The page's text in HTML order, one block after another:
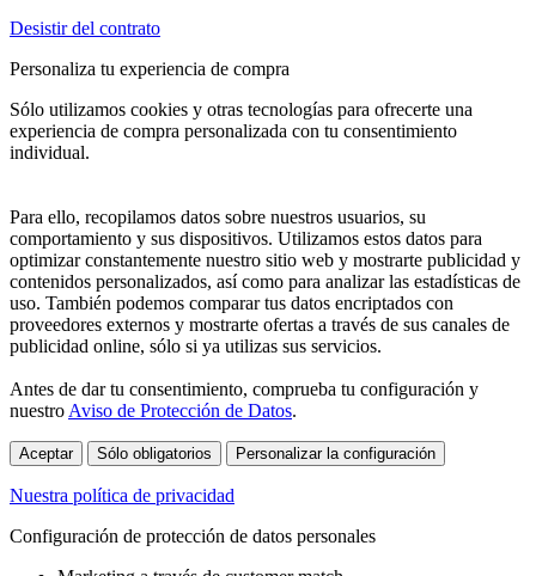
Desistir del contrato
Personaliza tu experiencia de compra
Sólo utilizamos cookies y otras tecnologías para ofrecerte una
experiencia de compra personalizada con tu consentimiento
individual.
Para ello, recopilamos datos sobre nuestros usuarios, su
comportamiento y sus dispositivos. Utilizamos estos datos para
optimizar constantemente nuestro sitio web y mostrarte publicidad y
contenidos personalizados, así como para analizar las estadísticas de
uso. También podemos comparar tus datos encriptados con
proveedores externos y mostrarte ofertas a través de sus canales de
publicidad online, sólo si ya utilizas sus servicios.
Antes de dar tu consentimiento, comprueba tu configuración y
nuestro Aviso de Protección de Datos.
Aceptar Sólo obligatorios Personalizar la configuración
Nuestra política de privacidad
Configuración de protección de datos personales